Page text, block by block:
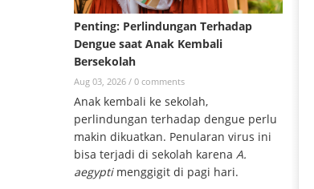
Penting: Perlindungan Terhadap
Dengue saat Anak Kembali
Bersekolah
Aug 03, 2026 / 0 comments
Anak kembali ke sekolah,
perlindungan terhadap dengue perlu
makin dikuatkan. Penularan virus ini
bisa terjadi di sekolah karena A.
aegyptimenggigit di pagi hari.